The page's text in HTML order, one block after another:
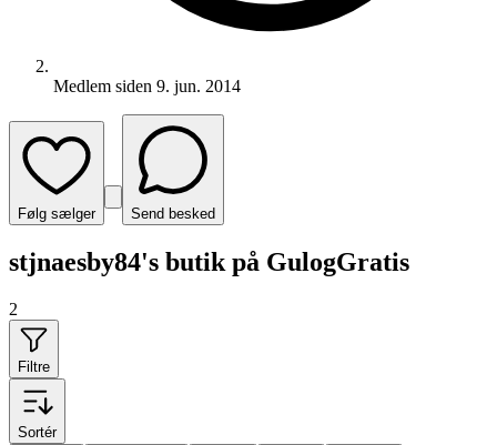
Medlem siden 9. jun. 2014
Følg sælger Send besked
stjnaesby84's butik på GulogGratis
2
Filtre
Sortér